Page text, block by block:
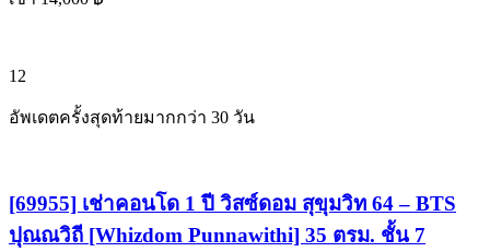
12
อัพเดตครั้งสุดท้ายมากกว่า 30 วัน
[69955] เช่าคอนโด 1 ปี วิสซ์ดอม สุขุมวิท 64 – BTS
ปุณณวิถี [Whizdom Punnawithi] 35 ตรม. ชั้น 7